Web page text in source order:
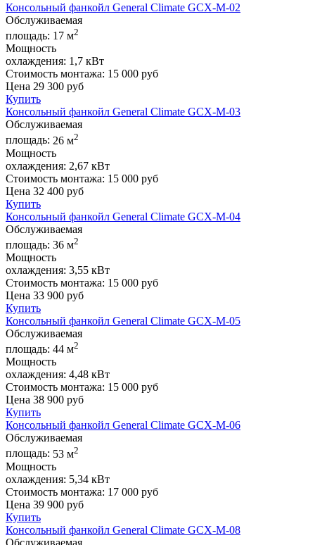
Консольный фанкойл General Climate GCX-M-02
Обслуживаемая
площадь: 17 м2
Мощность
охлаждения: 1,7 кВт
Стоимость монтажа: 15 000 руб
Цена 29 300 руб
Купить
Консольный фанкойл General Climate GCX-M-03
Обслуживаемая
площадь: 26 м2
Мощность
охлаждения: 2,67 кВт
Стоимость монтажа: 15 000 руб
Цена 32 400 руб
Купить
Консольный фанкойл General Climate GCX-M-04
Обслуживаемая
площадь: 36 м2
Мощность
охлаждения: 3,55 кВт
Стоимость монтажа: 15 000 руб
Цена 33 900 руб
Купить
Консольный фанкойл General Climate GCX-M-05
Обслуживаемая
площадь: 44 м2
Мощность
охлаждения: 4,48 кВт
Стоимость монтажа: 15 000 руб
Цена 38 900 руб
Купить
Консольный фанкойл General Climate GCX-M-06
Обслуживаемая
площадь: 53 м2
Мощность
охлаждения: 5,34 кВт
Стоимость монтажа: 17 000 руб
Цена 39 900 руб
Купить
Консольный фанкойл General Climate GCX-M-08
Обслуживаемая